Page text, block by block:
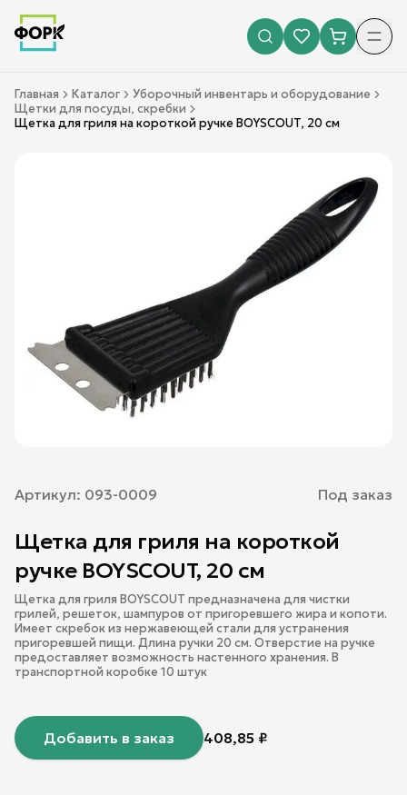
Главная Каталог
Уборочный инвентарь и оборудование
Щетки для посуды, скребки
Щетка для гриля на короткой ручке BOYSCOUT, 20 см
Артикул: 093-0009 Под заказ
Щетка для гриля на короткой
ручке BOYSCOUT, 20 см
Щетка для гриля BOYSCOUT предназначена для чистки
грилей, решеток, шампуров от пригоревшего жира и копоти.
Имеет скребок из нержавеющей стали для устранения
пригоревшей пищи. Длина ручки 20 см. Отверстие на ручке
предоставляет возможность настенного хранения. В
транспортной коробке 10 штук
Добавить в заказ 408,85 ₽